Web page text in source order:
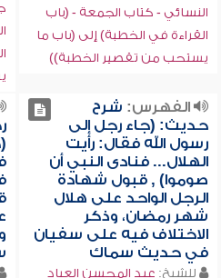
النسائي - كتاب الجمعة - (باب
القراءة في الخطبة) إلى (باب ما
يستحب من تقصير الخطبة))
الفهرس: شرح
حديث: (جاء رجل إلى
رسول الله فقال: رأيت
الهلال... فنادى النبي أن
صوموا) , قبول شهادة
الرجل الواحد على هلال
شهر رمضان، وذكر
الاختلاف فيه على سفيان
في حديث سماك
للشيخ: عبد المحسن العباد